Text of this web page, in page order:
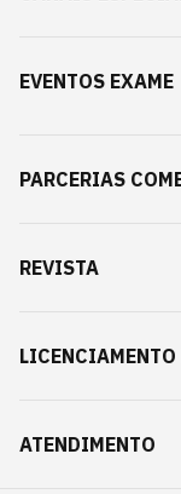
EVENTOS EXAME
PARCERIAS
REVISTA
LICENCIAMENTO
ATENDIMENTO